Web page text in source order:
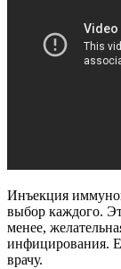
Инъекция
выбор каждого.
менее,
инфицирования.
врачу.